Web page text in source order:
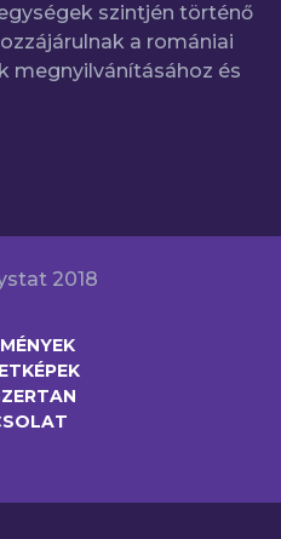
szintjén történő
a romániai
megnyilvánításához és
2018